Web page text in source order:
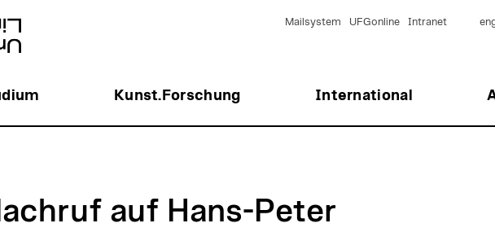
Kunst.Forschung International
Mailsystem UFGonline Intranet
auf Hans-Peter